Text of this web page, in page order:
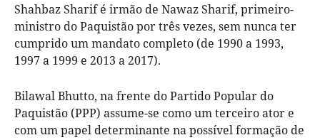
Shahbaz Sharif é irmão de Nawaz Sharif, primeiro-
ministro do Paquistão por três vezes, sem nunca ter
cumprido um mandato completo (de 1990 a 1993,
1997 a 1999 e 2013 a 2017).
Bilawal Bhutto, na frente do Partido Popular do
Paquistão (PPP) assume-se como um terceiro ator e
com um papel determinante na possível formação de